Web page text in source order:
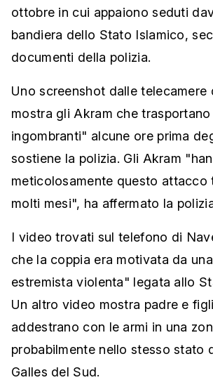
ottobre in cui appaiono seduti
bandiera dello Stato Islamico,
documenti della polizia.
Uno screenshot dalle telecamere
mostra gli Akram che
ingombranti" alcune ore prima
sostiene la polizia. Gli Akram
meticolosamente questo attacco
molti mesi", ha affermato la
I video trovati sul telefono di
che la coppia era motivata da
estremista violenta" legata allo
Un altro video mostra padre e
addestrano con le armi in una
probabilmente nello stesso stato
Galles del Sud.